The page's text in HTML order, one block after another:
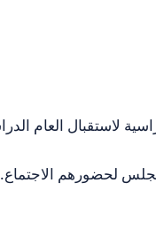
لحضورهم الاجتماع.